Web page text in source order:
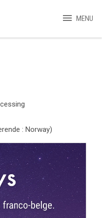
menu MENU
: Norway)